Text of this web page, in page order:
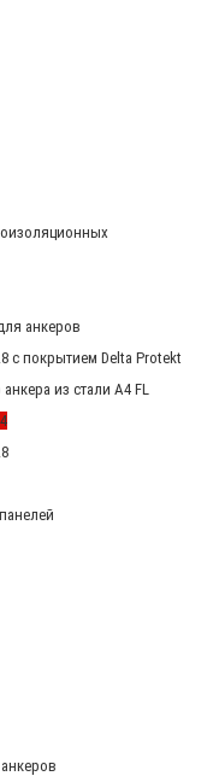
анкеров
с покрытием Delta Protekt
из стали А4 FL